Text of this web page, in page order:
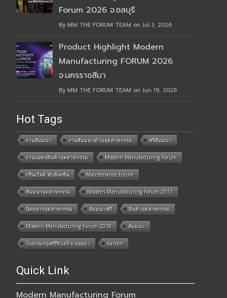
Forum 2026 จ.ชลบุรี
By MM THE FORUM TEAM on Jul 3, 2026
Product Highlight Modern
Manufacturing FORUM 2026
จ.นครราชสีมา
By MM THE FORUM TEAM on Jun 19, 2026
Hot Tags
งานสัมมนา งานสัมมนาด้านอุตสาหกรรม ฟรีสัมมนา
งานแสดงสินค้าอุตสาหกรรม Modern Manufacturing Forum
กรีนเวิลด์ พับลิเคชั่น Maintenance Forum
สัมมนาอุตสาหกรรม Modern Manufacturing Forum 2017
นิตยสารอุตสาหกรรม สัมมนาฟรี สินค้าอุตสาหกรรม
Modern Manufacturing Forum 2018 สัมมนา
โรงแรมกรุงศรีริเวอร์ จ.อยุธยา Kaizen
Quick Link
Modern Manufacturing Forum